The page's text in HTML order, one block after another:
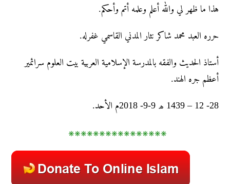
هذا ما ظهر لي والله أعلم وعلمه أتم وأحكم.
حرره العبد محمد شاکر نثار المدني القاسمي غفرله.
أستاذ الحديث والفقه بالمدرسة الإسلامية العربية بيت العلوم سرائمير
أعظم جره الهند.
28- 12 – 1439 ھ 9-9- 2018م الأحد.
۞۞۞۞۞۞۞۞۞۞۞۞۞۞۞۞